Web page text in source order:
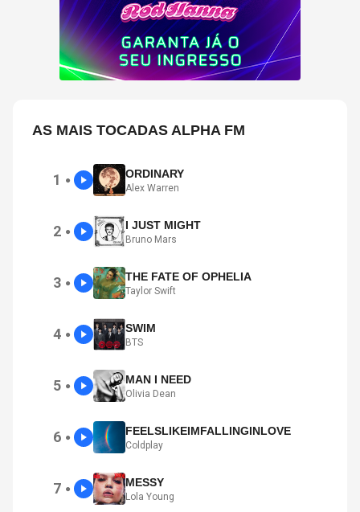
AS MAIS TOCADAS ALPHA FM
1 ● ORDINARY
Alex Warren
2 ● I JUST MIGHT
Bruno Mars
3 ● THE FATE OF OPHELIA
Taylor Swift
4 ● SWIM
BTS
5 ● MAN I NEED
Olivia Dean
6 ● FEELSLIKEIMFALLINGINLOVE
Coldplay
7 ● MESSY
Lola Young